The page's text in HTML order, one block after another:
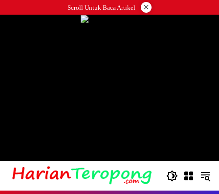
ke
Scroll Untuk Baca Artikel ×